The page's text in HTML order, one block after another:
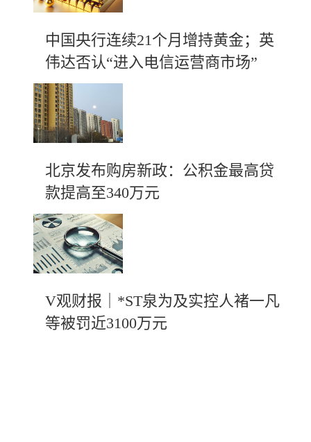
中国央行连续21个月增持黄金；英
伟达否认“进入电信运营商市场”
北京发布购房新政：公积金最高贷
款提高至340万元
V观财报｜*ST泉为及实控人褚一凡
等被罚近3100万元